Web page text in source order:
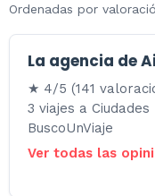
Ordenadas por
La agencia de
★ 4/5 (141
3 viajes a
BuscoUnViaje
Ver todas las